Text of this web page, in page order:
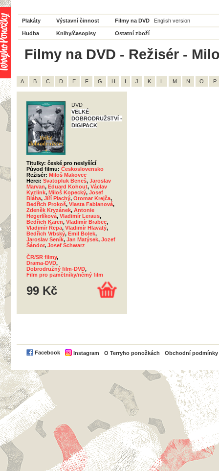
Plakáty Výstavní činnost Filmy na DVD English version
Hudba Knihy/časopisy Ostatní zboží
Filmy na DVD - Režisér -
A B C D E F G H I J K L M N O P
DVD
VELKÉ
DOBRODRUŽSTVÍ -
DIGIPACK
Titulky: české pro neslyšící
Původ filmu: Československo
Režisér: Miloš Makovec
Herci: Svatopluk Beneš, Jaroslav
Marvan, Eduard Kohout, Václav
Kyzlink, Miloš Kopecký, Josef
Bláha, Jiří Plachý, Otomar Krejča,
Bedřich Prokoš, Vlasta Fabianová,
Zdeněk Kryzánek, Antonie
Hegerlíková, Vladimír Leraus,
Bedřich Karen, Vladimír Brabec,
Vladimír Řepa, Vladimír Hlavatý,
Bedřich Vrbský, Emil Bolek,
Jaroslav Seník, Jan Matýsek, Jozef
Šándor, Josef Schwarz
ČR/SR filmy,
Drama-DVD,
Dobrodružný film-DVD,
Film pro pamětníky/němý film
99 Kč
Facebook Instagram O Terryho ponožkách Obchodní podmínky
PayPal